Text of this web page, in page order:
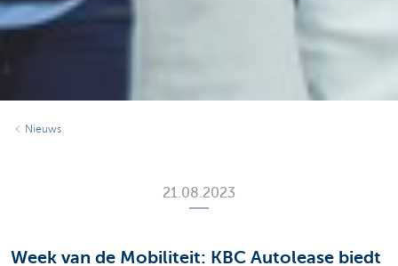
Nieuws
21.08.2023
Week van de Mobiliteit: KBC Autolease biedt